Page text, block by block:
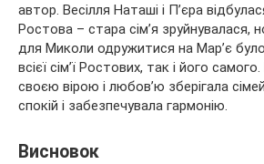
автор. Весілля Наташі і П’єра
Ростова – стара сім’я зруйнувалася,
для Миколи одружитися на Мар’є
всієї сім’ї Ростових, так і його
своєю вірою і любов’ю зберігала
спокій і забезпечувала гармонію.
Висновок